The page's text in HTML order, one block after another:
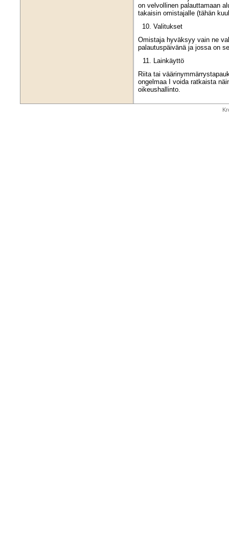
on velvollinen palauttamaan
takaisin omistajalle (tähän
Valitukset
Omistaja hyväksyy vain ne
palautuspäivänä ja jossa on
Lainkäyttö
Riita tai
ongelmaa I voida ratkaista
oikeushallinto.